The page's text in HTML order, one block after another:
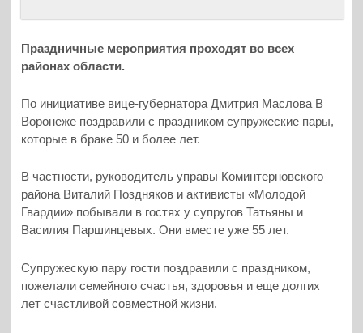
Праздничные мероприятия проходят во всех
районах области.
По инициативе вице-губернатора Дмитрия Маслова В
Воронеже поздравили с праздником супружеские пары,
которые в браке 50 и более лет.
В частности, руководитель управы Коминтерновского
района Виталий Поздняков и активисты «Молодой
Гвардии» побывали в гостях у супругов Татьяны и
Василия Паршинцевых. Они вместе уже 55 лет.
Супружескую пару гости поздравили с праздником,
пожелали семейного счастья, здоровья и еще долгих
лет счастливой совместной жизни.